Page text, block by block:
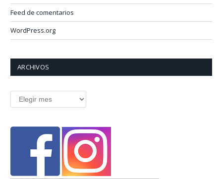
Feed de comentarios
WordPress.org
ARCHIVOS